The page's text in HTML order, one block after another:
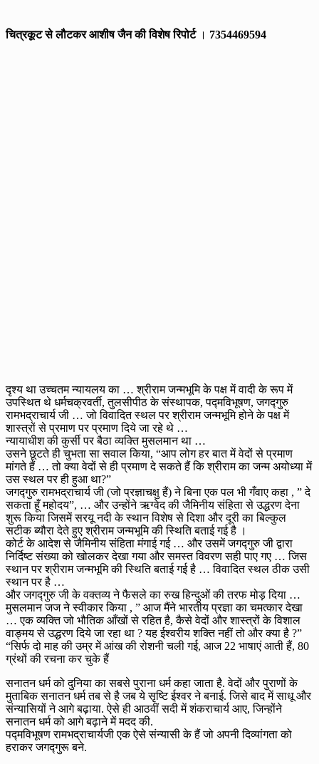
चित्रकूट से लौटकर आशीष जैन की विशेष रिपोर्ट। 7354469594
दृश्य था उच्चतम न्यायलय का … श्रीराम जन्मभूमि के पक्ष में वादी के रूप में
उपस्थित थे धर्मचक्रवर्ती, तुलसीपीठ के संस्थापक, पद्मविभूषण, जगद्गुरु
रामभद्राचार्य जी … जो विवादित स्थल पर श्रीराम जन्मभूमि होने के पक्ष में
शास्त्रों से प्रमाण पर प्रमाण दिये जा रहे थे …
न्यायाधीश की कुर्सी पर बैठा व्यक्ति मुसलमान था …
उसने छूटते ही चुभता सा सवाल किया, “आप लोग हर बात में वेदों से प्रमाण
मांगते हैं … तो क्या वेदों से ही प्रमाण दे सकते हैं कि श्रीराम का जन्म अयोध्या में
उस स्थल पर ही हुआ था?”
जगद्गुरु रामभद्राचार्य जी (जो प्रज्ञाचक्षु हैं) ने बिना एक पल भी गँवाए कहा , ” दे
सकता हूँ महोदय”, … और उन्होंने ऋग्वेद की जैमिनीय संहिता से उद्धरण देना
शुरू किया जिसमें सरयू नदी के स्थान विशेष से दिशा और दूरी का बिल्कुल
सटीक ब्यौरा देते हुए श्रीराम जन्मभूमि की स्थिति बताई गई है ।
कोर्ट के आदेश से जैमिनीय संहिता मंगाई गई … और उसमें जगद्गुरु जी द्वारा
निर्दिष्ट संख्या को खोलकर देखा गया और समस्त विवरण सही पाए गए … जिस
स्थान पर श्रीराम जन्मभूमि की स्थिति बताई गई है … विवादित स्थल ठीक उसी
स्थान पर है …
और जगद्गुरु जी के वक्तव्य ने फैसले का रुख हिन्दुओं की तरफ मोड़ दिया …
मुसलमान जज ने स्वीकार किया , ” आज मैंने भारतीय प्रज्ञा का चमत्कार देखा
… एक व्यक्ति जो भौतिक आँखों से रहित है, कैसे वेदों और शास्त्रों के विशाल
वाङ्मय से उद्धरण दिये जा रहा था ? यह ईश्वरीय शक्ति नहीं तो और क्या है ?”
“सिर्फ दो माह की उम्र में आंख की रोशनी चली गई, आज 22 भाषाएं आती हैं, 80
ग्रंथों की रचना कर चुके हैं
सनातन धर्म को दुनिया का सबसे पुराना धर्म कहा जाता है. वेदों और पुराणों के
मुताबिक सनातन धर्म तब से है जब ये सृष्टि ईश्वर ने बनाई. जिसे बाद में साधू और
संन्यासियों ने आगे बढ़ाया. ऐसे ही आठवीं सदी में शंकराचार्य आए, जिन्होंने
सनातन धर्म को आगे बढ़ाने में मदद की.
पद्मविभूषण रामभद्राचार्यजी एक ऐसे संन्यासी के हैं जो अपनी दिव्यांगता को
हराकर जगद्गुरू बने.